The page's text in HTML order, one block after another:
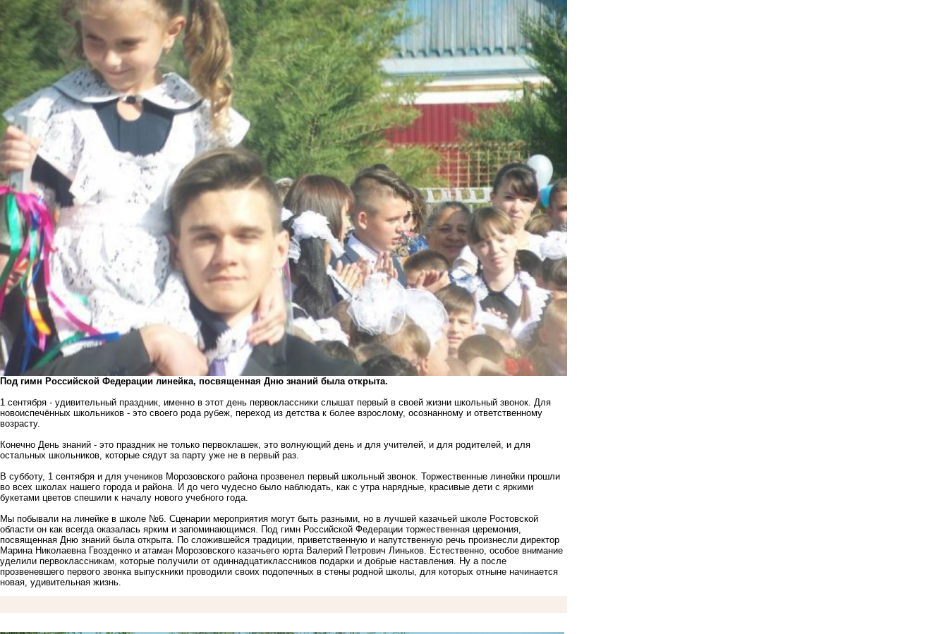
Под гимн Российской Федерации линейка, посвященная Дню знаний была открыта.
1 сентября - удивительный праздник, именно в этот день первоклассники слышат первый в своей жизни школьный звонок. Для
новоиспечённых школьников - это своего рода рубеж, переход из детства к более взрослому, осознанному и ответственному
возрасту.
Конечно День знаний - это праздник не только первоклашек, это волнующий день и для учителей, и для родителей, и для
остальных школьников, которые сядут за парту уже не в первый раз.
В субботу, 1 сентября и для учеников Морозовского района прозвенел первый школьный звонок. Торжественные линейки прошли
во всех школах нашего города и района. И до чего чудесно было наблюдать, как с утра нарядные, красивые дети с яркими
букетами цветов спешили к началу нового учебного года.
Мы побывали на линейке в школе №6. Сценарии мероприятия могут быть разными, но в лучшей казачьей школе Ростовской
области он как всегда оказалась ярким и запоминающимся. Под гимн Российской Федерации торжественная церемония,
посвященная Дню знаний была открыта. По сложившейся традиции, приветственную и напутственную речь произнесли директор
Марина Николаевна Гвозденко и атаман Морозовского казачьего юрта Валерий Петрович Линьков. Естественно, особое внимание
уделили первоклассникам, которые получили от одиннадцатиклассников подарки и добрые наставления. Ну а после
прозвеневшего первого звонка выпускники проводили своих подопечных в стены родной школы, для которых отныне начинается
новая, удивительная жизнь.